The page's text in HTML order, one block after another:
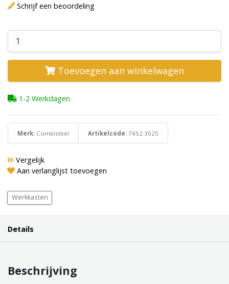
Schrijf een beoordeling
Toevoegen aan winkelwagen
1-2 Werkdagen
Merk: Combisteel Artikelcode: 7452.3025
Vergelijk
Aan verlanglijst toevoegen
Werkkasten
Details
Beschrijving